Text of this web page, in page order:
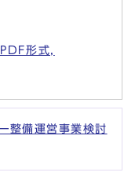
形式,
整備運営事業検討